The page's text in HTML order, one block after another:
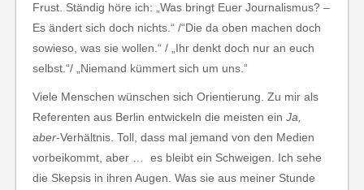
Frust. Ständig höre ich: „Was bringt Euer Journalismus? –
Es ändert sich doch nichts.“ /“Die da oben machen doch
sowieso, was sie wollen.“ / „Ihr denkt doch nur an euch
selbst.“/ „Niemand kümmert sich um uns.“
Viele Menschen wünschen sich Orientierung. Zu mir als
Referenten aus Berlin entwickeln die meisten ein Ja,
aber-Verhältnis. Toll, dass mal jemand von den Medien
vorbeikommt, aber … es bleibt ein Schweigen. Ich sehe
die Skepsis in ihren Augen. Was sie aus meiner Stunde